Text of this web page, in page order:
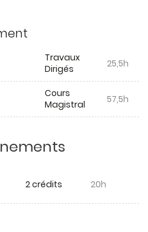
Travaux
Dirigés
25,5h
Cours
Magistral
57,5h
2 crédits 20h